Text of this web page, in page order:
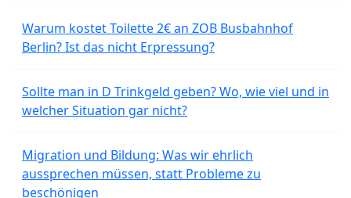
Warum kostet Toilette 2€ an ZOB Busbahnhof
Berlin? Ist das nicht Erpressung?
Sollte man in D Trinkgeld geben? Wo, wie viel und in
welcher Situation gar nicht?
Migration und Bildung: Was wir ehrlich
aussprechen müssen, statt Probleme zu
beschönigen